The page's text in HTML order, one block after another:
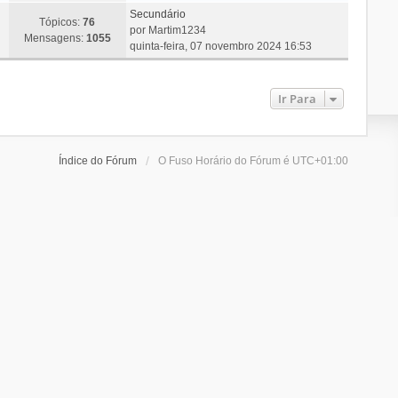
Tópicos:76
Mensagens: 1055
Secundário
por Martim1234
quinta-feira, 07 novembro 2024 16:53
Ir Para
Índice do Fórum O Fuso Horário do Fórum é UTC+01:00